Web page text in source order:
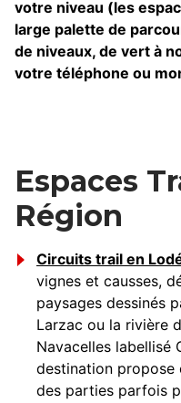
votre niveau (les
large palette de
de niveaux, de vert à
votre téléphone ou
Espaces
Région
Circuits trail en
vignes et causses,
paysages dessinés
Larzac ou la rivière
Navacelles labellisé
destination propose
des parties parfois